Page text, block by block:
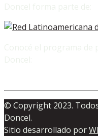
© Copyright 2023.
Doncel.
Sitio desarrollado por